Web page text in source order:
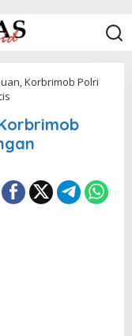
Korbrimob Polri